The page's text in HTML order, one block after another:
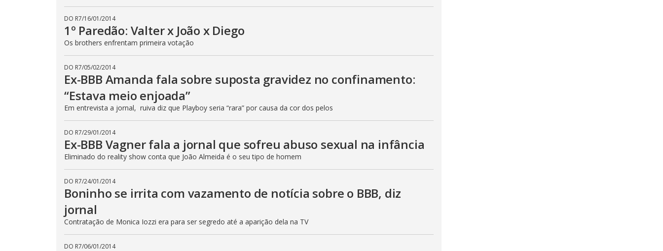
DO R7/16/01/2014
1º Paredão: Valter x João x Diego
Os brothers enfrentam primeira votação
DO R7/05/02/2014
Ex-BBB Amanda fala sobre suposta gravidez no confinamento:
“Estava meio enjoada”
Em entrevista a jornal, ruiva diz que Playboy seria “rara” por causa da cor dos pelos
DO R7/29/01/2014
Ex-BBB Vagner fala a jornal que sofreu abuso sexual na infância
Eliminado do reality show conta que João Almeida é o seu tipo de homem
DO R7/24/01/2014
Boninho se irrita com vazamento de notícia sobre o BBB, diz
jornal
Contratação de Monica Iozzi era para ser segredo até a aparição dela na TV
DO R7/06/01/2014